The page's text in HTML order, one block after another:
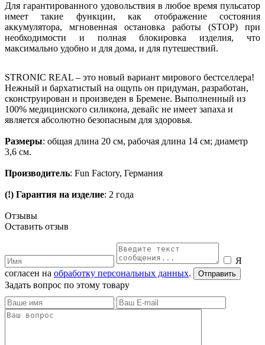
Для гарантированного удовольствия в любое время пульсатор
имеет такие функции, как отображение состояния
аккумулятора, мгновенная остановка работы (STOP) при
необходимости и полная блокировка изделия, что
максимально удобно и для дома, и для путешествий.
STRONIC REAL – это новый вариант мирового бестселлера!
Нежный и бархатистый на ощупь он придуман, разработан,
сконструирован и произведен в Бремене. Выполненный из
100% медицинского силикона, девайс не имеет запаха и
является абсолютно безопасным для здоровья.
Размеры: общая длина 20 см, рабочая длина 14 см; диаметр
3,6 см.
Производитель: Fun Factory, Германия
(!) Гарантия на изделие: 2 года
Отзывы
Оставить отзыв
Я
согласен на обработку персональных данных.
Задать вопрос по этому товару